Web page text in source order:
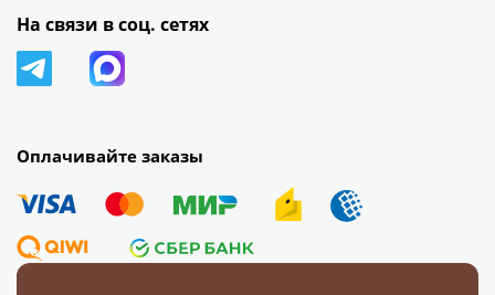
Оплачивайте заказы
На связи в соц. сетях